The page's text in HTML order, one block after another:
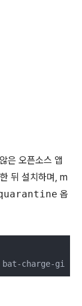
은 오픈소스 앱
뒤 설치하며, m
옵